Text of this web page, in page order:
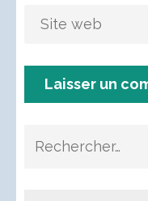
Rechercher :